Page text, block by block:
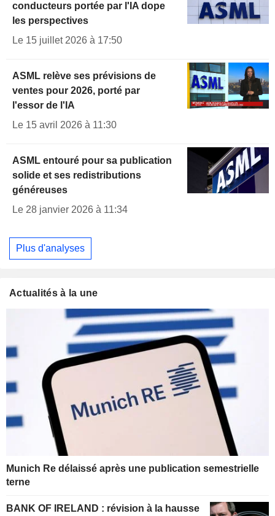
conducteurs portée par l'IA dope
les perspectives
Le 15 juillet 2026 à 17:50
ASML relève ses prévisions de
ventes pour 2026, porté par
l'essor de l'IA
Le 15 avril 2026 à 11:30
ASML entouré pour sa publication
solide et ses redistributions
généreuses
Le 28 janvier 2026 à 11:34
Plus d'analyses
Actualités à la une
Munich Re délaissé après une publication semestrielle
terne
BANK OF IRELAND : révision à la hausse